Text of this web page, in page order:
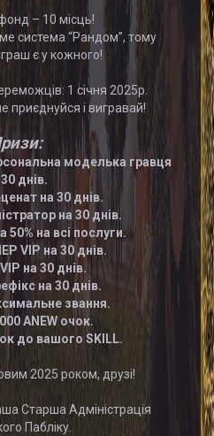
– 10 місць!
система “Рандом”, тому
є у кожного!
1 січня 2025р.
приєднуйся і вигравай!
моделька гравця
днів.
на 30 днів.
на 30 днів.
50% на всі послуги.
VIP на 30 днів.
на 30 днів.
на 30 днів.
звання.
ANEW очок.
до вашого SKILL.
2025 роком, друзі!
Старша Адміністрація
Пабліку.